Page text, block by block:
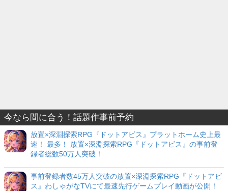
今なら間に合う！話題作事前予約
放置×深淵探索RPG『ドットアビス』プラットホーム史上最
速！ 最多！ 放置×深淵探索RPG『ドットアビス』の事前登
録者総数50万人突破！
事前登録者数45万人突破の放置×深淵探索RPG『ドットアビ
ス』わしゃがなTVにて最速先行ゲームプレイ動画が公開！